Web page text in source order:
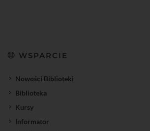
WSPARCIE
Nowości Biblioteki
Biblioteka
Kursy
Informator